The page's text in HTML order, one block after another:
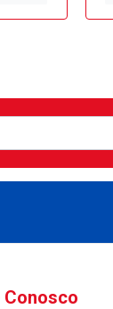
Conosco